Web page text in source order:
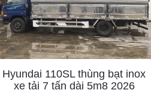
Hyundai 110SL thùng bạt inox
xe tải 7 tấn dài 5m8 2026